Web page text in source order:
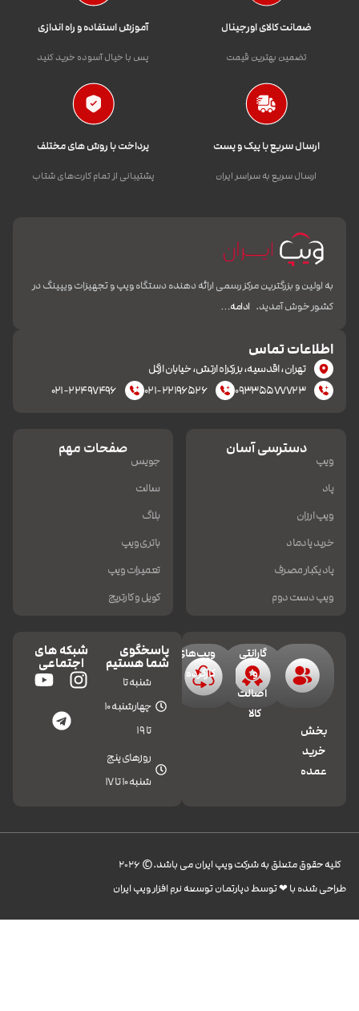
ضمانت کالای اورجینال
تضمین بهترین قیمت
آموزش استفاده و راه اندازی
پس با خیال آسوده خرید کنید
ارسال سریع با پیک و پست
ارسال سریع به سراسر ایران
پرداخت با روش های مختلف
پشتیبانی از تمام کارت‌های شتاب
به اولین و بزرگترین مرکز رسمی ارائه دهنده دستگاه ویپ و تجهیزات ویپینگ در
کشور خوش آمدید. ادامه…
اطلاعات تماس
تهران، اقدسیه، بزرکراه ارتش، خیابان ازگل
۰۹۳۳۵۵۷۷۷۲۳
۰۲۱-۲۲۱۹۶۵۲۶ ۰۲۱-۲۲۴۹۷۴۹۶
دسترسی آسان
ویپ
پاد
ویپ ارزان
خرید پادماد
پاد یکبار مصرف
ویپ دست دوم
صفحات مهم
جویس
سالت
بلاگ
باتری ویپ
تعمیرات ویپ
کویل و کارتریج
بخش
خرید
عمده
گارانتی
و
اصالت
کالا
ویپ‌های
کارکرده
پاسخگوی
شما هستیم
شنبه تا
چهارشنبه 10
تا 19
روزهای پنج
شنبه 10 تا 17
شبکه های
اجتماعی
کليه حقوق متعلق به شرکت ویپ ایران می باشد.© 2026
طراحی شده با ❤︎ توسط دپارتمان توسعه نرم افزار ویپ ایران